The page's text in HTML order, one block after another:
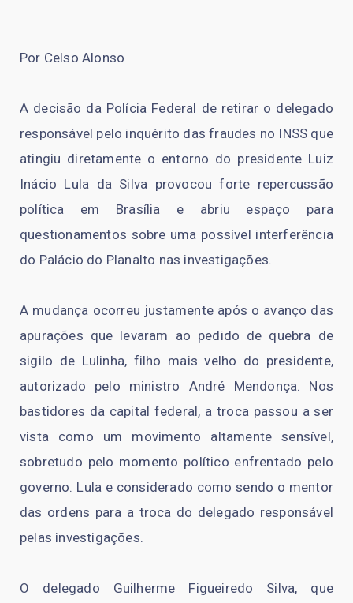
Por Celso Alonso
A decisão da Polícia Federal de retirar o delegado
responsável pelo inquérito das fraudes no INSS que
atingiu diretamente o entorno do presidente Luiz
Inácio Lula da Silva provocou forte repercussão
política em Brasília e abriu espaço para
questionamentos sobre uma possível interferência
do Palácio do Planalto nas investigações.
A mudança ocorreu justamente após o avanço das
apurações que levaram ao pedido de quebra de
sigilo de Lulinha, filho mais velho do presidente,
autorizado pelo ministro André Mendonça. Nos
bastidores da capital federal, a troca passou a ser
vista como um movimento altamente sensível,
sobretudo pelo momento político enfrentado pelo
governo. Lula e considerado como sendo o mentor
das ordens para a troca do delegado responsável
pelas investigações.
O delegado Guilherme Figueiredo Silva, que